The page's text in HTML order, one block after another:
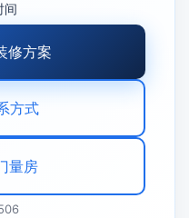
间
修方案
方式
量房